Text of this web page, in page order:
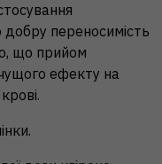
переносимість
що прийом
ефекту на